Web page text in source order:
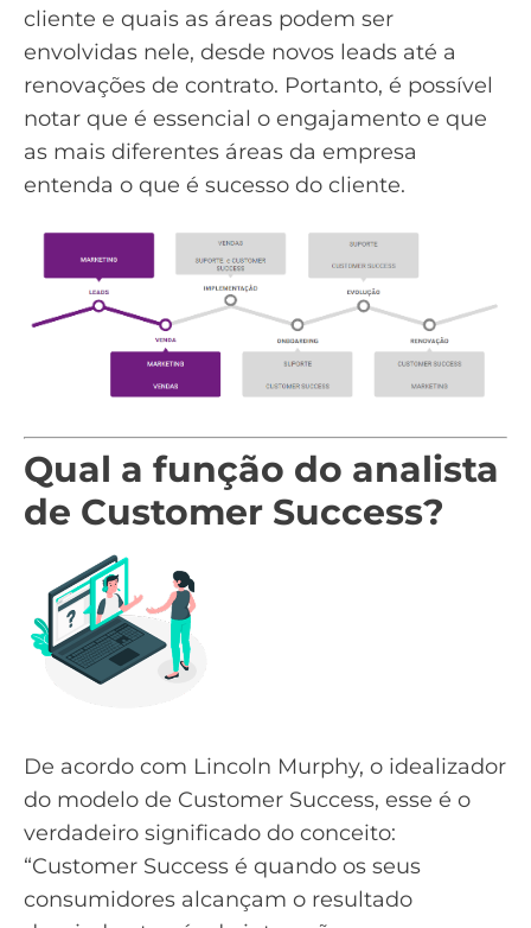
cliente e quais as áreas podem ser
envolvidas nele, desde novos leads até a
renovações de contrato. Portanto, é possível
notar que é essencial o engajamento e que
as mais diferentes áreas da empresa
entenda o que é sucesso do cliente.
Qual a função do analista
de Customer Success?
De acordo com Lincoln Murphy, o idealizador
do modelo de Customer Success, esse é o
verdadeiro significado do conceito:
“Customer Success é quando os seus
consumidores alcançam o resultado